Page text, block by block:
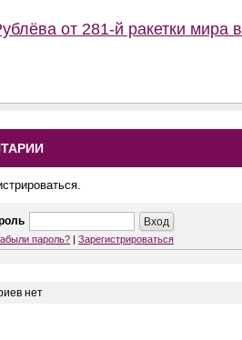
от 281-й ракетки мира в
пароль? | Зарегистрироваться
нет